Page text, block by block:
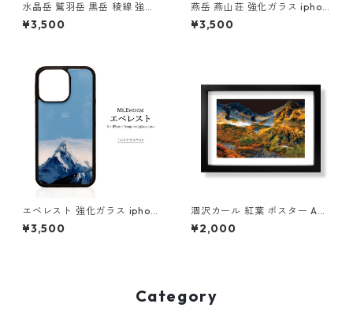
水晶岳 鷲羽岳 黒岳 稜線 強化
ガラス iphone スマホケース
スマホカバーアウトドア 登山
¥3,500
燕岳 燕山荘 強化ガラス iphon
e スマホケース スマホカバー
アウトドア 山小屋 登山 山 北
¥3,500
エベレスト 強化ガラス iphon
e スマホケース スマホカバー
登山 山 スマホカバー エヴェレ
¥3,500
涸沢カール 紅葉 ポスター A4
A3 A2 A1 イラスト 山 登山 ア
ウトドア フレームなし
¥2,000
Category